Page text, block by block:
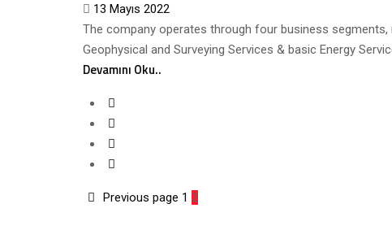
Posted
on
13 Mayıs 2022
The company operates through four business segments,
Geophysical and Surveying Services & basic Energy
Devamını Oku..
Previous page 1 2